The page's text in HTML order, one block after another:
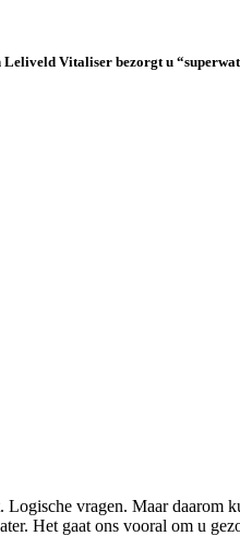
Vitaliser bezorgt u
vragen. Maar daarom
Het gaat ons vooral om u